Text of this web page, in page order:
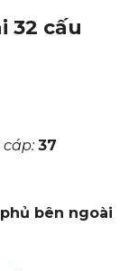
32 cấu
37
bên ngoài